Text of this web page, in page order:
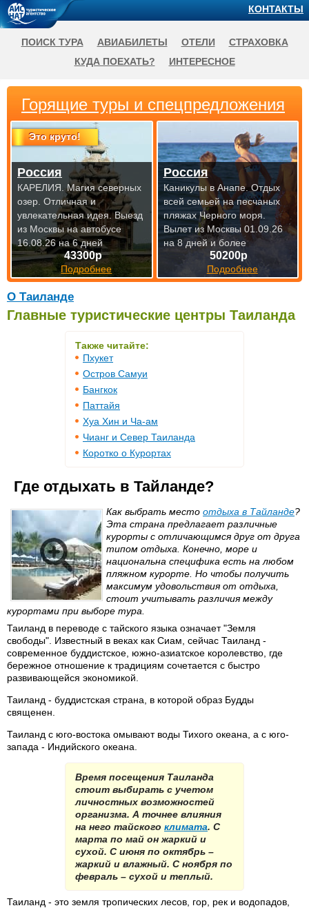
О Таиланде
Главные туристические центры Таиланда
Также читайте:
Пхукет
Остров Самуи
Бангкок
Паттайя
Хуа Хин и Ча-ам
Чианг и Север Таиланда
Коротко о Курортах
Где отдыхать в Тайланде?
Как выбрать место отдыха в Тайланде?
Эта страна предлагает различные
курорты с отличающимся друг от друга
типом отдыха. Конечно, море и
национальна специфика есть на любом
пляжном курорте. Но чтобы получить
максимум удовольствия от отдыха,
стоит учитывать различия между
курортами при выборе тура.
Таиланд в переводе с тайского языка означает "Земля
свободы". Известный в веках как Сиам, сейчас Таиланд -
современное буддистское, южно-азиатское королевство, где
бережное отношение к традициям сочетается с быстро
развивающейся экономикой.
Таиланд - буддистская страна, в которой образ Будды
священен.
Таиланд с юго-востока омывают воды Тихого океана, а с юго-
запада - Индийского океана.
Время посещения Таиланда
стоит выбирать с учетом
личностных возможностей
организма. А точнее влияния
на него тайского климата. С
марта по май он жаркий и
сухой. С июня по октябрь –
жаркий и влажный. С ноября по
февраль – сухой и теплый.
Таиланд - это земля тропических лесов, гор, рек и водопадов,
Горящие туры и спецпредложения
Это круто!
43300р
Подробнее
Россия
КАРЕЛИЯ. Магия северных
озер. Отличная и
увлекательная идея.Выезд
из Москвы на автобусе
16.08.26 на 6 дней
50200р
Подробнее
Россия
Каникулы в Анапе. Отдых
всей семьей на песчаных
пляжах Черного моря.
Вылет из Москвы 01.09.26
на 8 дней и более
КОНТАКТЫ
ПОИСК ТУРА АВИАБИЛЕТЫ ОТЕЛИ
СТРАХОВКА
КУДА ПОЕХАТЬ?
ИНТЕРЕСНОЕ